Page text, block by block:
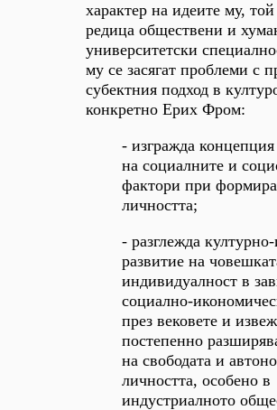
характер на идеите му,
редица обществени и
университетски
му се засягат проблеми с
субектния подход в
конкретно Ерих Фром:
- изгражда
на социалните и
фактори при
личността;
- разглежда
развитие на
индивидуалност в
социално-
през вековете и
постепенно
на свободата и
личността, особено в
индустриалното